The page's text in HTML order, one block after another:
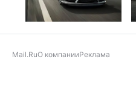
Mail.RuО компанииРеклама